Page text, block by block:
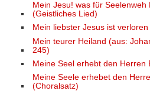
Mein Jesu! was für Seelenweh
(Geistliches Lied)
Mein liebster Jesus ist
Mein teurer Heiland (aus:
245)
Meine Seel erhebt den Herren
Meine Seele erhebet den
(Choralsatz)